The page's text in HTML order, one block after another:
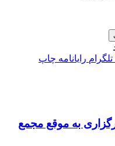
تلگرام رایانامه چاپ
به موقع مجمع